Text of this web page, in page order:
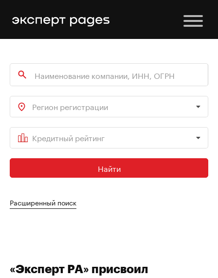
Регион регистрации
Кредитный рейтинг
Найти
Расширенный поиск
«Эксперт РА» присвоил